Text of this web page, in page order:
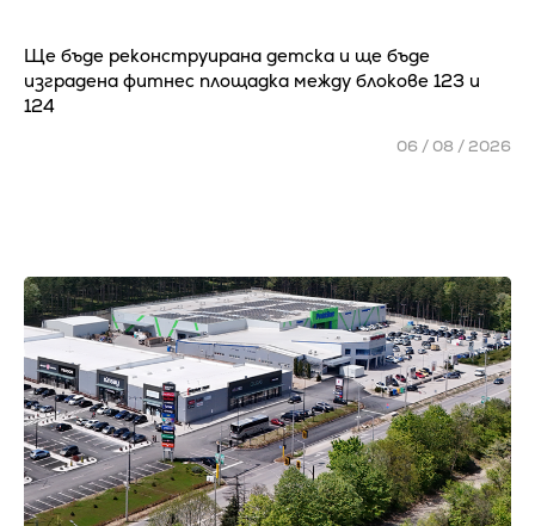
Ще бъде реконструирана детска и ще бъде
изградена фитнес площадка между блокове 123 и
124
06 / 08 / 2026